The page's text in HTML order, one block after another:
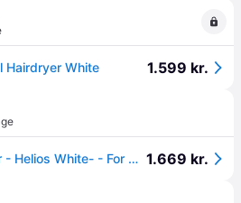
Hairdryer White 1.599 kr.
Ghd - Helios® - Hårtørrer - Helios White- - For Women 1.669 kr.